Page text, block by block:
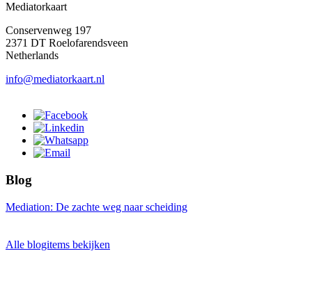
Mediatorkaart
Conservenweg 197
2371 DT Roelofarendsveen
Netherlands
info@mediatorkaart.nl
Blog
Mediation: De zachte weg naar scheiding
Alle blogitems bekijken